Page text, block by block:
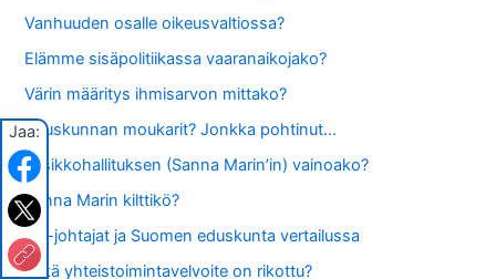
Vanhuuden osalle oikeusvaltiossa?
Elämme sisäpolitiikassa vaaranaikojako?
Värin määritys ihmisarvon mittako?
Eduskunnan moukarit? Jonkka pohtinut…
Viisikkohallituksen (Sanna Marin’in) vainoako?
Sanna Marin kilttikö?
EU-johtajat ja Suomen eduskunta vertailussa
Mikä yhteistoimintavelvoite on rikottu?
Jaa: